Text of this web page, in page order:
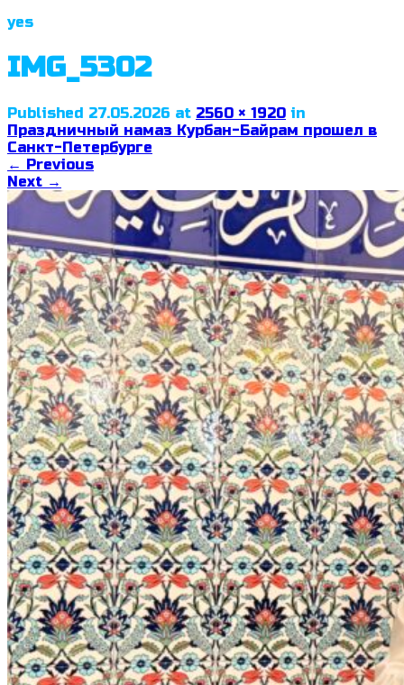
yes
IMG_5302
Published 27.05.2026 at 2560 × 1920 in
Праздничный намаз Курбан-Байрам прошел в
Санкт-Петербурге
← Previous
Next →